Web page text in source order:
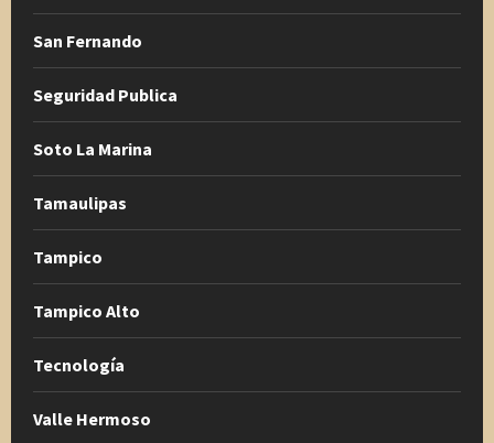
San Fernando
Seguridad Publica
Soto La Marina
Tamaulipas
Tampico
Tampico Alto
Tecnología
Valle Hermoso